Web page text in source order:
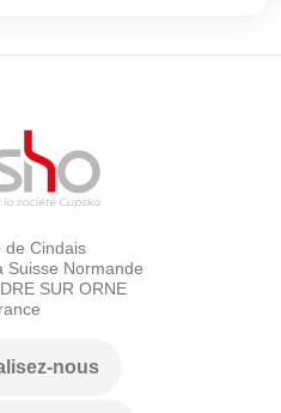
de Cindais
Suisse Normande
SUR ORNE
nous